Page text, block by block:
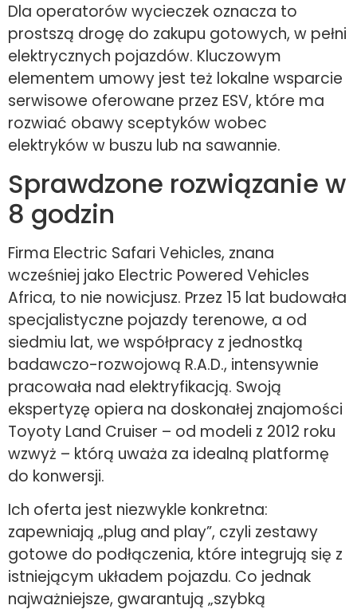
Dla operatorów wycieczek oznacza to
prostszą drogę do zakupu gotowych, w pełni
elektrycznych pojazdów. Kluczowym
elementem umowy jest też lokalne wsparcie
serwisowe oferowane przez ESV, które ma
rozwiać obawy sceptyków wobec
elektryków w buszu lub na sawannie.
Sprawdzone rozwiązanie w
8 godzin
Firma Electric Safari Vehicles, znana
wcześniej jako Electric Powered Vehicles
Africa, to nie nowicjusz. Przez 15 lat budowała
specjalistyczne pojazdy terenowe, a od
siedmiu lat, we współpracy z jednostką
badawczo-rozwojową R.A.D., intensywnie
pracowała nad elektryfikacją. Swoją
ekspertyzę opiera na doskonałej znajomości
Toyoty Land Cruiser – od modeli z 2012 roku
wzwyż – którą uważa za idealną platformę
do konwersji.
Ich oferta jest niezwykle konkretna:
zapewniają „plug and play”, czyli zestawy
gotowe do podłączenia, które integrują się z
istniejącym układem pojazdu. Co jednak
najważniejsze, gwarantują „szybką